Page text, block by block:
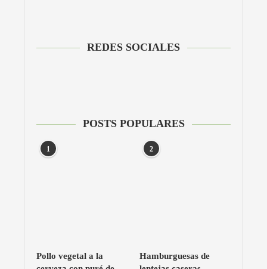
REDES SOCIALES
POSTS POPULARES
1
Pollo vegetal a la
2
Hamburguesas de